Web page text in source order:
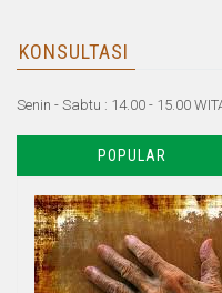
KONSULTASI
Senin - Sabtu : 14.00 - 15.00
POPULAR